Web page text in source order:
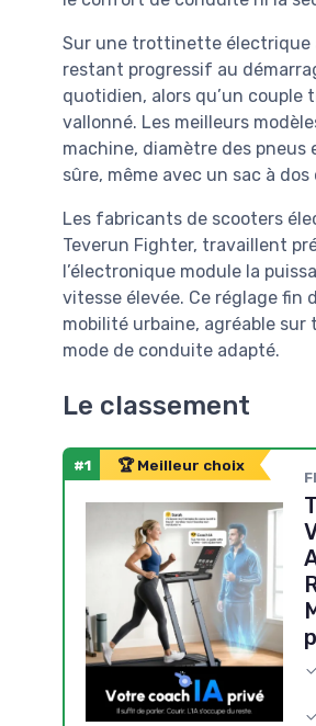
Sur une trottinette électrique
restant progressif au
quotidien, alors qu’un
vallonné. Les meilleurs
machine, diamètre des
sûre, même avec un sac à
Les fabricants de scooters
Teverun Fighter, travaillent
l’électronique module la
vitesse élevée. Ce réglage
mobilité urbaine, agréable
mode de conduite adapté.
Le classement
#1 🏆 Meilleur choix